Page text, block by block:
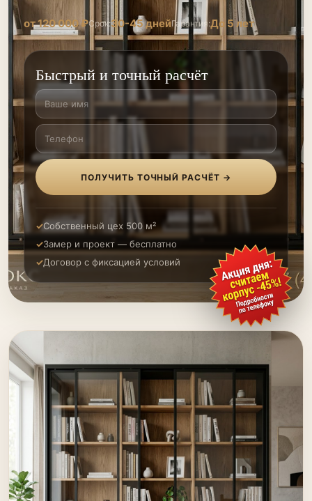
от 120 000 ₽Срок:30-45 днейГарантия:До 5 лет
Быстрый и точный расчёт
ПОЛУЧИТЬ ТОЧНЫЙ РАСЧЁТ →
Собственный цех 500 м²
Замер и проект — бесплатно
Договор с фиксацией условий